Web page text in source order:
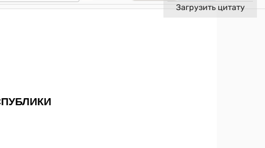
Загрузить цитату